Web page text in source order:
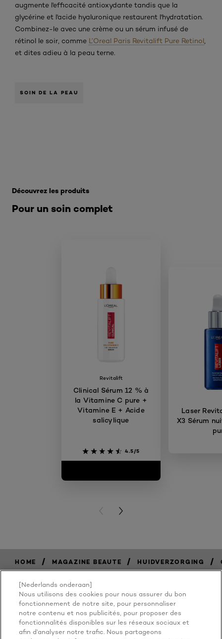
augmente l'efficacité antioxydante tandis que la
glycérine et l'acide hyaluronique restaurent l'hydratation.
Combinez-le avec une crème ou un sérum infusé de
rétinol le soir, comme L’Oreal Paris Revitalift Pure Retinol
et dites adieu à la peau terne.
SOIN DE LA PEAU
Pour un soin complet
Découvrez les produits
Revitalift
Clinical Sérum 12 % à
la Vitamine C pure +
Vitamine E + Acide
salicylique
4.5/5
Laser
X3 Sérum
PREVIOUS CARD
NEXT CARD
HOME / MAGAZINE BEAUTE / HUIDVERZORGING /
BECAUSE
[Nederlands onderaan]
Nous utilisons des cookies pour nous assurer du bon
fonctionnement de notre site, pour personnaliser
notre contenu et nos publicités, pour proposer des
fonctionnalités disponibles sur les réseaux sociaux et
afin d’analyser notre trafic. Nous partageons